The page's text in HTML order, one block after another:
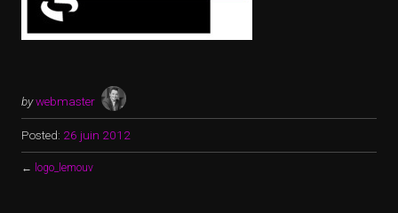
bywebmaster
Posted: 26 juin 2012
← logo_lemouv